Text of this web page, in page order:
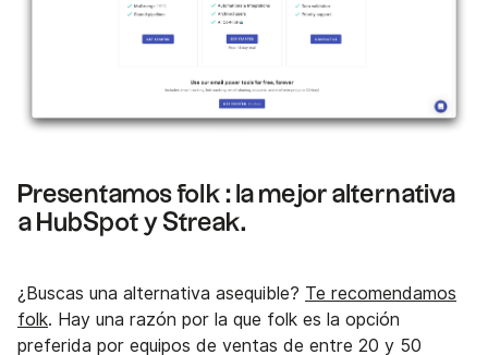
Presentamos folk : la mejor alternativa
a HubSpot y Streak.
¿Buscas una alternativa asequible? Te recomendamos
folk. Hay una razón por la que folk es la opción
preferida por equipos de ventas de entre 20 y 50